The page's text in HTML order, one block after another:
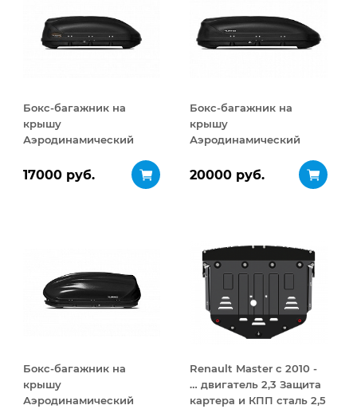
Бокс-багажник на
крышу
Аэродинамический
17000 руб.
Бокс-багажник на
крышу
Аэродинамический
20000 руб.
Бокс-багажник на
крышу
Аэродинамический
Renault Master с 2010 -
… двигатель 2,3 Защита
картера и КПП сталь 2,5